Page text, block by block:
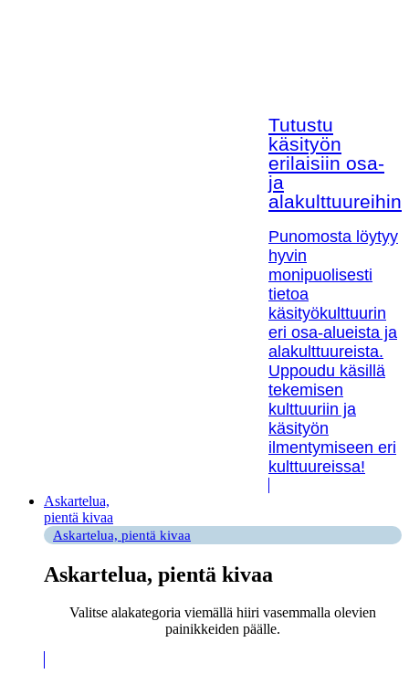
Tutustu
käsityön
erilaisiin osa-
ja
alakulttuureihin!
Punomosta löytyy
hyvin
monipuolisesti
tietoa
käsityökulttuurin
eri osa-alueista ja
alakulttuureista.
Uppoudu käsillä
tekemisen
kulttuuriin ja
käsityön
ilmentymiseen eri
kulttuureissa!
Askartelua,
pientä kivaa
Askartelua, pientä kivaa
Askartelua, pientä kivaa
Valitse alakategoria viemällä hiiri vasemmalla olevien
painikkeiden päälle.